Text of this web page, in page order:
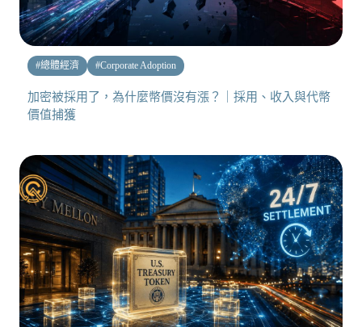
#總體經濟 #Corporate Adoption
加密被採用了，為什麼幣價沒有漲？｜採用、收入與代幣
價值捕獲